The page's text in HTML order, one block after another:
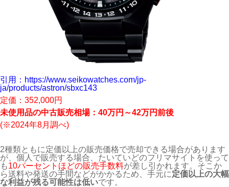
引用：https://www.seikowatches.com/jp-
ja/products/astron/sbxc143
定価：352,000円
未使用品の中古販売相場：40万円～42万円前後
(※2024年8月調べ)
2種類ともに定価以上の販売価格で売却できる場合があります
が、個人で販売する場合、たいていどのフリマサイトを使って
も10パーセントほどの販売手数料が差し引かれます。そこか
ら送料や発送の手間などがかかるため、手元に定価以上の大幅
な利益が残る可能性は低いです。